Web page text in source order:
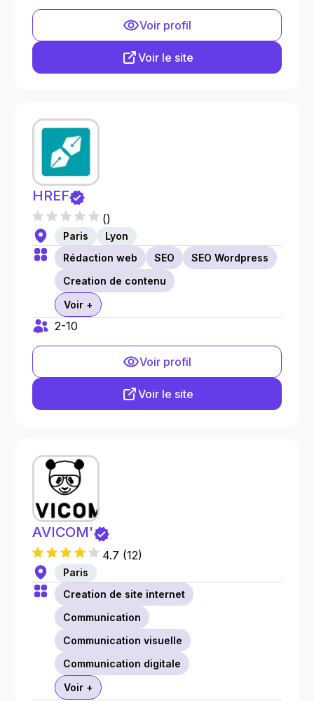
Voir profil
Voir le site
HREF
()
Paris
Lyon
Rédaction web
SEO
SEO Wordpress
Creation de contenu
Voir +
2-10
Voir profil
Voir le site
AVICOM'
4.7 (12)
Paris
Creation de site internet
Communication
Communication visuelle
Communication digitale
Voir +